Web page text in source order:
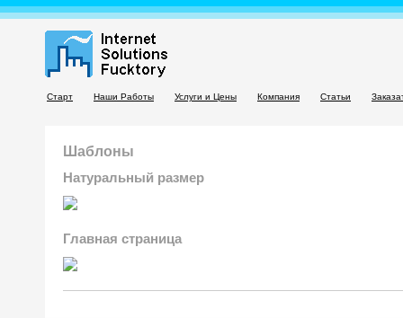
Старт Наши Работы Услуги и Цены Компания Статьи
Шаблоны
Натуральный размер
Главная страница